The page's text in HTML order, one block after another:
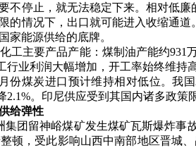
停止，就无法稳定下来。相对低廉
的情况下，出口就可能进入收缩通
家能源供给的底牌。
主要产品产能：煤制油产能约931
业利润大幅增加，开工率始终维持
炭进口预计维持相对低位。我国
2.1%。印尼供应受到其国内诸多政
给弹性
团留神峪煤矿发生煤矿瓦斯爆炸事
顿，受此影响山西中南部地区晋城